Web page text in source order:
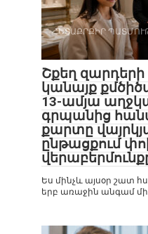
ՀԵՏԱՔՐՔԻՐ
Շքեղ
կանայք
13-ամյա
գրպանից
քարտը
ընթացքում
Ես մինչև այսօր շատ
երբ առաջին անգամ